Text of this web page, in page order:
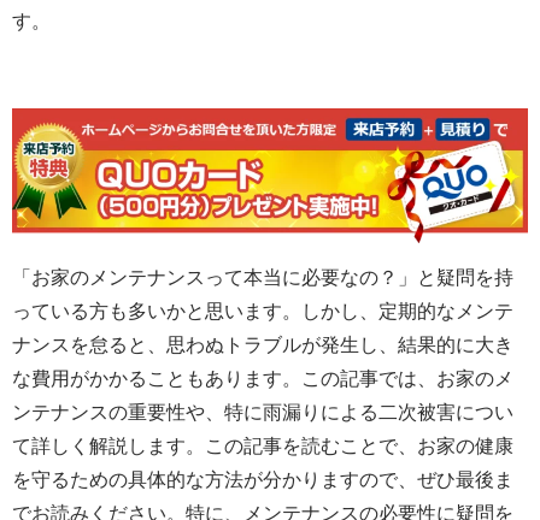
す。
「お家のメンテナンスって本当に必要なの？」と疑問を持
っている方も多いかと思います。しかし、定期的なメンテ
ナンスを怠ると、思わぬトラブルが発生し、結果的に大き
な費用がかかることもあります。この記事では、お家のメ
ンテナンスの重要性や、特に雨漏りによる二次被害につい
て詳しく解説します。この記事を読むことで、お家の健康
を守るための具体的な方法が分かりますので、ぜひ最後ま
でお読みください。特に、メンテナンスの必要性に疑問を